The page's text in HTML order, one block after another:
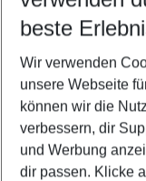
2 Erwachsene
beste
Wir verwenden
unsere Webseite
können wir die
verbessern, dir
und Werbung
dir passen. Klicke